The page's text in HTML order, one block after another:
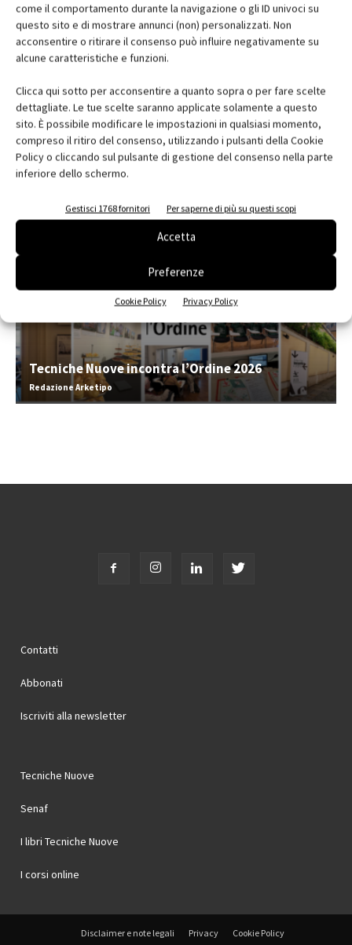
come il comportamento durante la navigazione o gli ID univoci su
questo sito e di mostrare annunci (non) personalizzati. Non
acconsentire o ritirare il consenso può influire negativamente su
alcune caratteristiche e funzioni.
Clicca qui sotto per acconsentire a quanto sopra o per fare scelte
dettagliate. Le tue scelte saranno applicate solamente a questo
sito. È possibile modificare le impostazioni in qualsiasi momento,
compreso il ritiro del consenso, utilizzando i pulsanti della Cookie
Policy o cliccando sul pulsante di gestione del consenso nella parte
inferiore dello schermo.
Gestisci 1768 fornitori Per saperne di più su questi scopi
Accetta
Preferenze
Cookie Policy Privacy Policy
Edicola web
Abbonati e regala
Iscriviti alla newsletter
Tecniche Nuove incontra l’Ordine 2026
Redazione Arketipo
Contatti
Abbonati
Iscriviti alla newsletter
Tecniche Nuove
Senaf
I libri Tecniche Nuove
I corsi online
Disclaimer e note legali Privacy Cookie Policy